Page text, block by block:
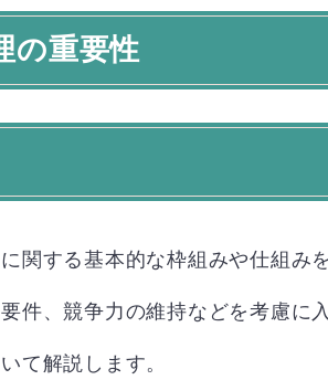
の重要性
関する基本的な枠組みや仕組み
件、競争力の維持などを考慮に
て解説します。